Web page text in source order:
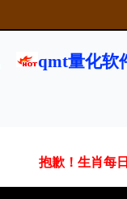
qmt量化软
抱歉！生肖每